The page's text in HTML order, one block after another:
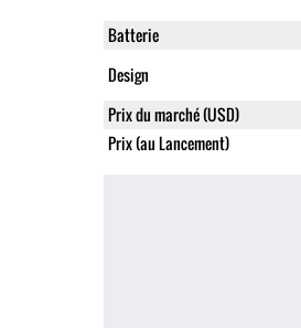
Batterie
Design
Prix du marché (USD)
Prix (au Lancement)